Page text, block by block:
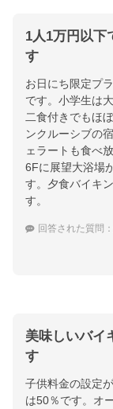
1人1万円以下
す
お日にち限定プ
です。小学生は
二食付きでもほ
ンクルーシブの
ェラートも食べ
6Fに展望大浴場
す。夕食バイキ
す。
回答された質問：
美味しいバイ
す
子供料金の設定
は50％です。オ